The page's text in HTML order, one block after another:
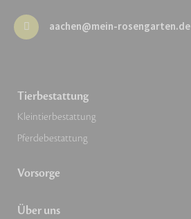
aachen@mein-rosengarten.de
Tierbestattung
Kleintierbestattung
Pferdebestattung
Vorsorge
Über uns